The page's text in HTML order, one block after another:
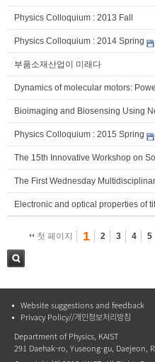
Physics Colloquium : 2013 Fall
Physics Colloquium : 2014 Spring
부품소재산업이 미래다
Dynamics of molecular motors:
Bioimaging and Biosensing Using
Physics Colloquium : 2015 Spring
The 15th Innovative Workshop on
The First Wednesday
Electronic and optical properties of
첫 페이지 1 2 3 4 5
Website suggestions and feedback
Privacy Policy//개인정보처리방침
Department of Physics, KAIST
291 Daehak-ro, Yuseong-gu, Daejeon,